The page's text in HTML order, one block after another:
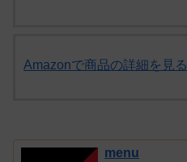
Amazonで商品の詳細を見る
menu